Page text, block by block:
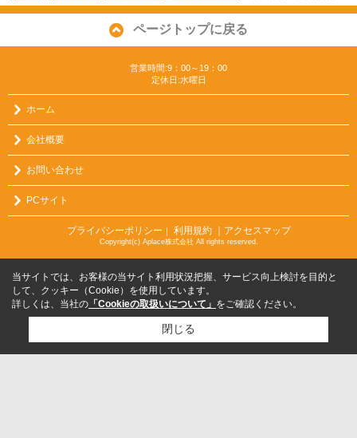
ページトップに戻る
営業時間:9：00～19：00
定休日:水曜日
ホーム
会社概要
お問い合わせ
PCサイト
プライバシーポリシー ｜ 利用規約 ｜アクセスマップ
Copyright(c) Aplace株式会社 All rights reserved.
当サイトでは、お客様の当サイト利用状況把握、サービス向上検討を目的と
して、クッキー（Cookie）を使用しています。
詳しくは、当社の 「Cookieの取扱いについて」 をご確認ください。
閉じる